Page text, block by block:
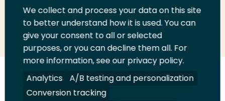
Deel
LinkedIn
Deel
op
Twitter
Deel
op
Facebook
Email
deze
pagina
Print
deze
pagina
Volg
ons
Volg
ons
Volg
ons
Volg
ons
We collect and process your data on this site
to better understand how it is used. You can
give your consent to all or selected
purposes, or you can decline them all. For
more information, see our privacy policy.
Analytics
A/B testing and personalization
Conversion tracking